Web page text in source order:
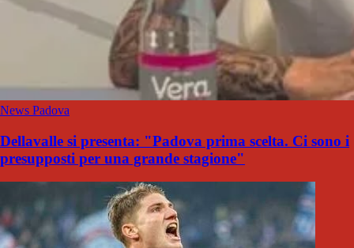
News Padova
Dellavalle si presenta: "Padova prima scelta. Ci sono i
presupposti per una grande stagione"